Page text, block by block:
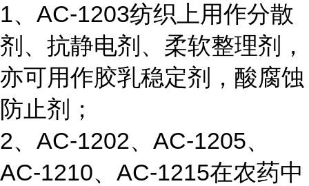
1、AC-1203纺织上用作分散
剂、抗静电剂、柔软整理剂，
亦可用作胶乳稳定剂，酸腐蚀
防止剂；
2、AC-1202、AC-1205、
AC-1210、AC-1215在农药中